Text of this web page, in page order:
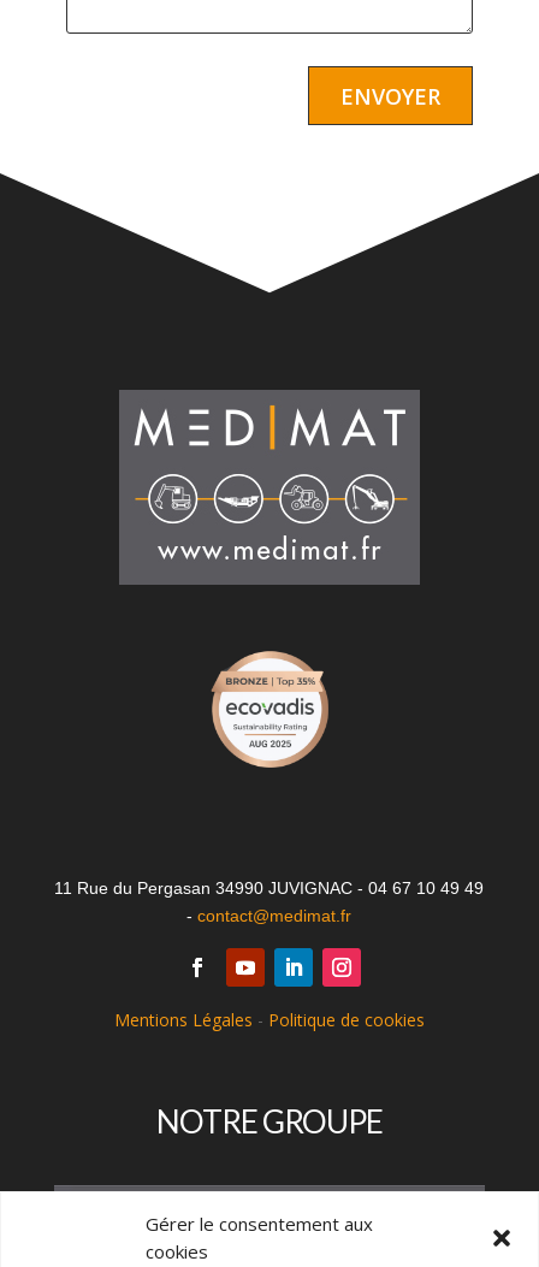
Gérer le consentement aux
cookies
11 Rue du Pergasan 34990 JUVIGNAC - 04 67 10 49 49
-contact@medimat.fr
Mentions Légales - Politique de cookies
NOTRE GROUPE